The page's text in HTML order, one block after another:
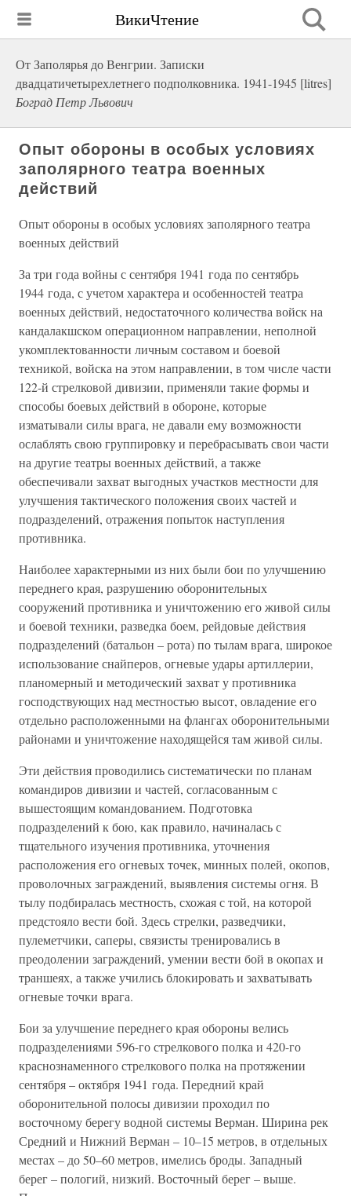
ВикиЧтение
От Заполярья до Венгрии. Записки
двадцатичетырехлетнего подполковника. 1941-1945 [litres]
Боград Петр Львович
Опыт обороны в особых условиях
заполярного театра военных
действий
Опыт обороны в особых условиях заполярного театра
военных действий
За три года войны с сентября 1941 года по сентябрь
1944 года, с учетом характера и особенностей театра
военных действий, недостаточного количества войск на
кандалакшском операционном направлении, неполной
укомплектованности личным составом и боевой
техникой, войска на этом направлении, в том числе части
122-й стрелковой дивизии, применяли такие формы и
способы боевых действий в обороне, которые
изматывали силы врага, не давали ему возможности
ослаблять свою группировку и перебрасывать свои части
на другие театры военных действий, а также
обеспечивали захват выгодных участков местности для
улучшения тактического положения своих частей и
подразделений, отражения попыток наступления
противника.
Наиболее характерными из них были бои по улучшению
переднего края, разрушению оборонительных
сооружений противника и уничтожению его живой силы
и боевой техники, разведка боем, рейдовые действия
подразделений (батальон – рота) по тылам врага, широкое
использование снайперов, огневые удары артиллерии,
планомерный и методический захват у противника
господствующих над местностью высот, овладение его
отдельно расположенными на флангах оборонительными
районами и уничтожение находящейся там живой силы.
Эти действия проводились систематически по планам
командиров дивизии и частей, согласованным с
вышестоящим командованием. Подготовка
подразделений к бою, как правило, начиналась с
тщательного изучения противника, уточнения
расположения его огневых точек, минных полей, окопов,
проволочных заграждений, выявления системы огня. В
тылу подбиралась местность, схожая с той, на которой
предстояло вести бой. Здесь стрелки, разведчики,
пулеметчики, саперы, связисты тренировались в
преодолении заграждений, умении вести бой в окопах и
траншеях, а также учились блокировать и захватывать
огневые точки врага.
Бои за улучшение переднего края обороны велись
подразделениями 596-го стрелкового полка и 420-го
краснознаменного стрелкового полка на протяжении
сентября – октября 1941 года. Передний край
оборонительной полосы дивизии проходил по
восточному берегу водной системы Верман. Ширина рек
Средний и Нижний Верман – 10–15 метров, в отдельных
местах – до 50–60 метров, имелись броды. Западный
берег – пологий, низкий. Восточный берег – выше.